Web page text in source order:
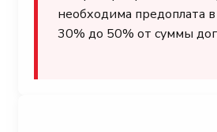
необходима предоплата
30% до 50% от суммы